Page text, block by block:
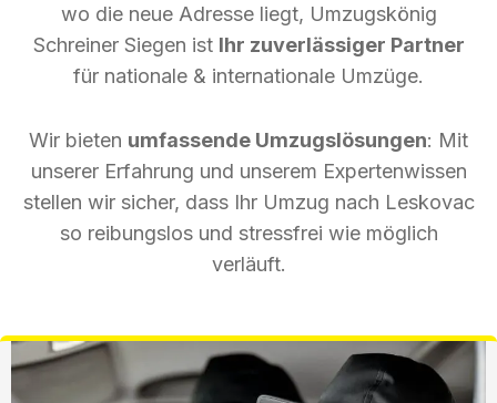
wo die neue Adresse liegt, Umzugskönig
Schreiner Siegen ist Ihr zuverlässiger Partner
für nationale & internationale Umzüge.
Wir bieten umfassende Umzugslösungen: Mit
unserer Erfahrung und unserem Expertenwissen
stellen wir sicher, dass Ihr Umzug nach Leskovac
so reibungslos und stressfrei wie möglich
verläuft.